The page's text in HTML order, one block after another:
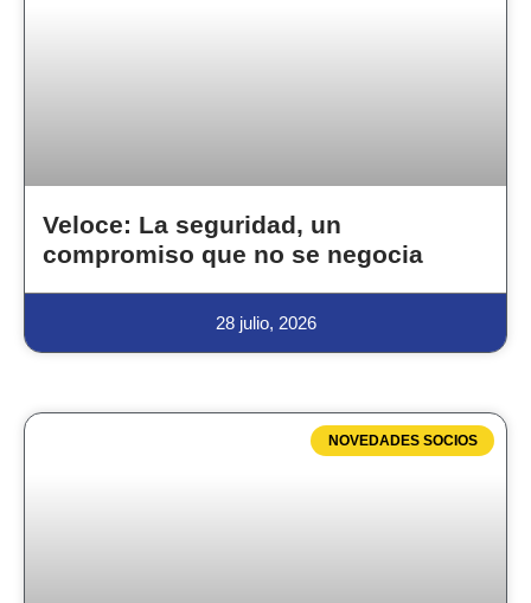
Veloce: La seguridad, un
compromiso que no se negocia
28 julio, 2026
NOVEDADES SOCIOS